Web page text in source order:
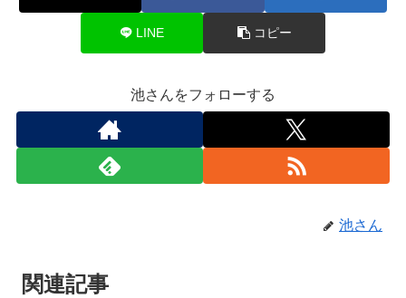
LINE コピー
池さんをフォローする
池さん
関連記事